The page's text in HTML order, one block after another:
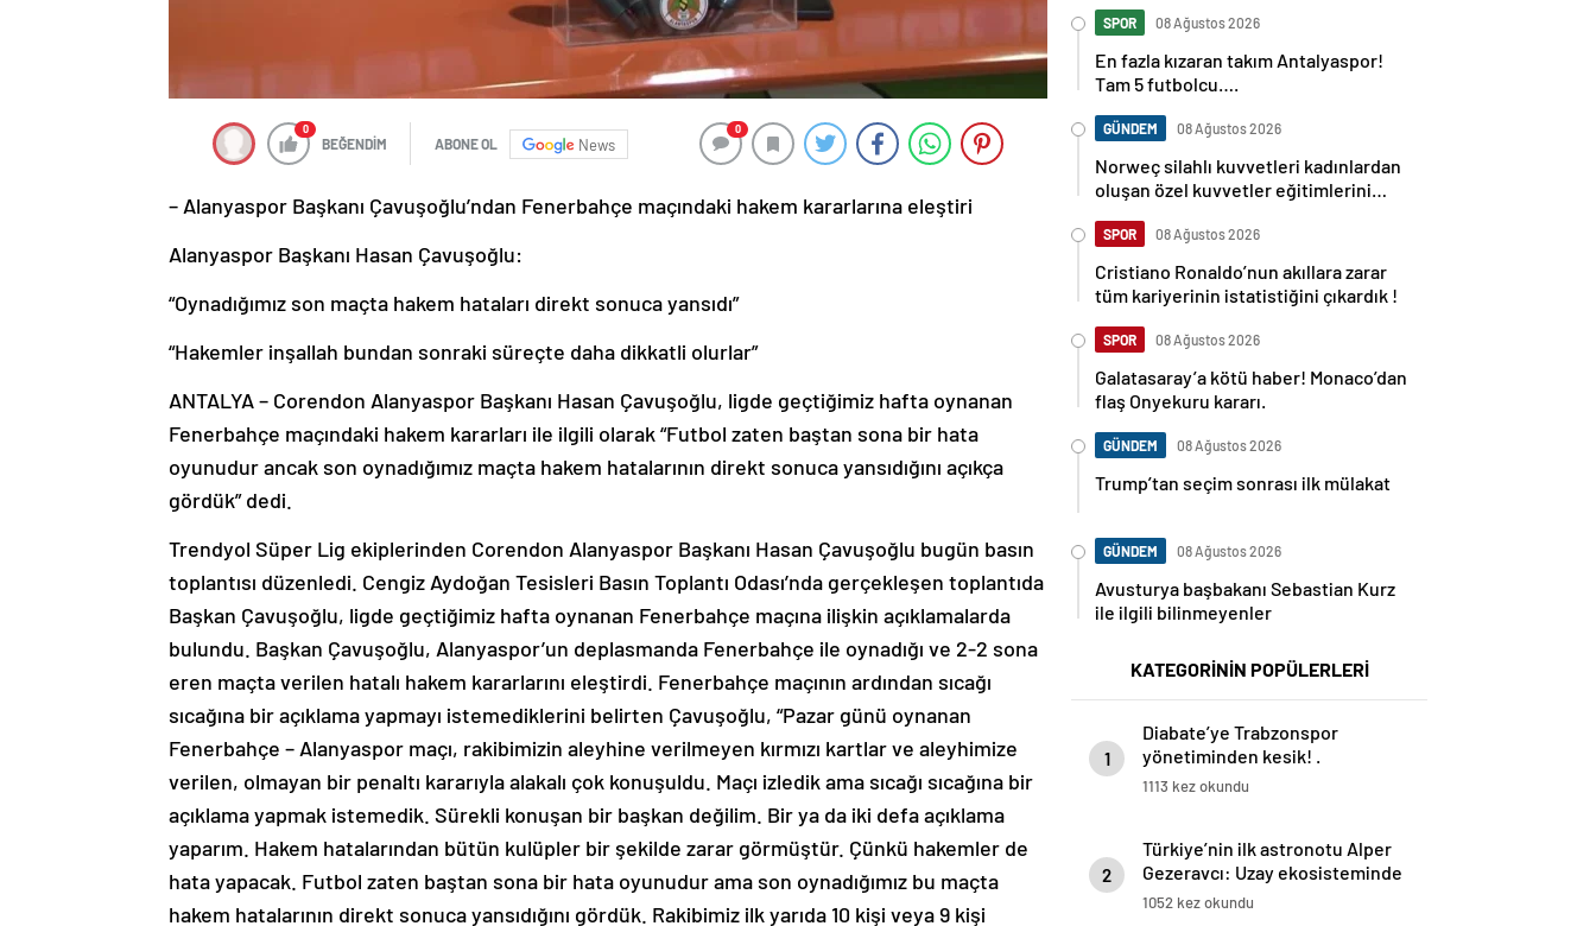
0
BEĞENDİM ABONE OL News
0
– Alanyaspor Başkanı Çavuşoğlu’ndan Fenerbahçe maçındaki hakem kararlarına eleştiri
Alanyaspor Başkanı Hasan Çavuşoğlu:
“Oynadığımız son maçta hakem hataları direkt sonuca yansıdı”
“Hakemler inşallah bundan sonraki süreçte daha dikkatli olurlar”
ANTALYA – Corendon Alanyaspor Başkanı Hasan Çavuşoğlu, ligde geçtiğimiz hafta oynanan
Fenerbahçe maçındaki hakem kararları ile ilgili olarak “Futbol zaten baştan sona bir hata
oyunudur ancak son oynadığımız maçta hakem hatalarının direkt sonuca yansıdığını açıkça
gördük” dedi.
Trendyol Süper Lig ekiplerinden Corendon Alanyaspor Başkanı Hasan Çavuşoğlu bugün basın
toplantısı düzenledi. Cengiz Aydoğan Tesisleri Basın Toplantı Odası’nda gerçekleşen toplantıda
Başkan Çavuşoğlu, ligde geçtiğimiz hafta oynanan Fenerbahçe maçına ilişkin açıklamalarda
bulundu. Başkan Çavuşoğlu, Alanyaspor’un deplasmanda Fenerbahçe ile oynadığı ve 2-2 sona
eren maçta verilen hatalı hakem kararlarını eleştirdi. Fenerbahçe maçının ardından sıcağı
sıcağına bir açıklama yapmayı istemediklerini belirten Çavuşoğlu, “Pazar günü oynanan
Fenerbahçe – Alanyaspor maçı, rakibimizin aleyhine verilmeyen kırmızı kartlar ve aleyhimize
verilen, olmayan bir penaltı kararıyla alakalı çok konuşuldu. Maçı izledik ama sıcağı sıcağına bir
açıklama yapmak istemedik. Sürekli konuşan bir başkan değilim. Bir ya da iki defa açıklama
yaparım. Hakem hatalarından bütün kulüpler bir şekilde zarar görmüştür. Çünkü hakemler de
hata yapacak. Futbol zaten baştan sona bir hata oyunudur ama son oynadığımız bu maçta
hakem hatalarının direkt sonuca yansıdığını gördük. Rakibimiz ilk yarıda 10 kişi veya 9 kişi
SPOR 08 Ağustos 2026
En fazla kızaran takım Antalyaspor!
Tam 5 futbolcu….
GÜNDEM 08 Ağustos 2026
Norweç silahlı kuvvetleri kadınlardan
oluşan özel kuvvetler eğitimlerini
SPOR 08 Ağustos 2026
Cristiano Ronaldo’nun akıllara zarar
tüm kariyerinin istatistiğini çıkardık !
SPOR 08 Ağustos 2026
Galatasaray’a kötü haber! Monaco’dan
flaş Onyekuru kararı.
GÜNDEM 08 Ağustos 2026
Trump’tan seçim sonrası ilk mülakat
GÜNDEM 08 Ağustos 2026
Avusturya başbakanı Sebastian Kurz
ile ilgili bilinmeyenler
KATEGORİNİN POPÜLERLERİ
1
Diabate’ye Trabzonspor
yönetiminden kesik! .
1113 kez okundu
2
Türkiye’nin ilk astronotu Alper
Gezeravcı: Uzay ekosisteminde
hızlı ilerliyoruz
1052 kez okundu